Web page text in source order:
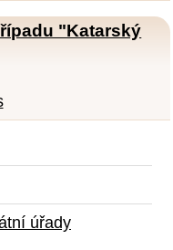
"Katarský
úřady